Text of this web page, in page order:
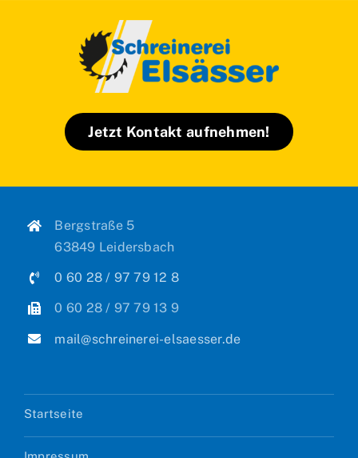
Jetzt Kontakt aufnehmen!
Bergstraße 5
63849 Leidersbach
0 60 28 / 97 79 12 8
0 60 28 / 97 79 13 9
mail@schreinerei-elsaesser.de
Startseite